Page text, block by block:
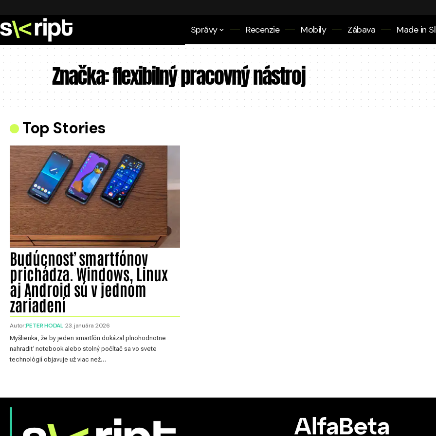
Správy Recenzie Mobily Zábava Made in
Značka:flexibilný pracovný nástroj
Top Stories
Budúcnosť smartfónov
prichádza. Windows, Linux
aj Android sú v jednom
zariadení
Autor:PETER HODAL 23. januára 2026
Myšlienka, že by jeden smartfón dokázal plnohodnotne
nahradiť notebook alebo stolný počítač sa vo svete
technológií objavuje už viac než…